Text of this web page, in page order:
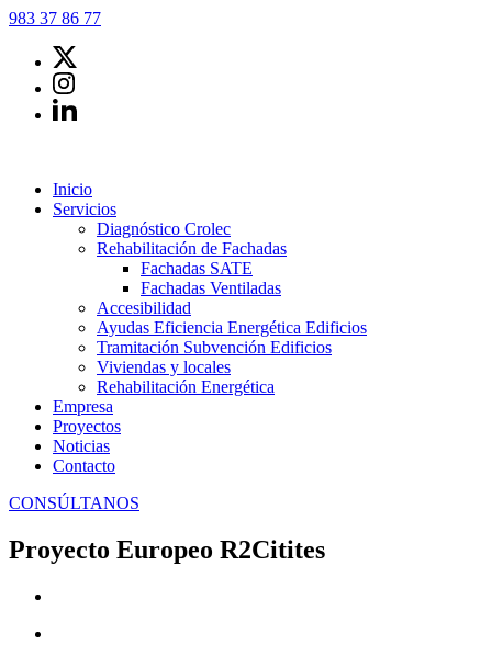
983 37 86 77
Inicio
Servicios
Diagnóstico Crolec
Rehabilitación de Fachadas
Fachadas SATE
Fachadas Ventiladas
Accesibilidad
Ayudas Eficiencia Energética Edificios
Tramitación Subvención Edificios
Viviendas y locales
Rehabilitación Energética
Empresa
Proyectos
Noticias
Contacto
CONSÚLTANOS
Proyecto Europeo R2Citites